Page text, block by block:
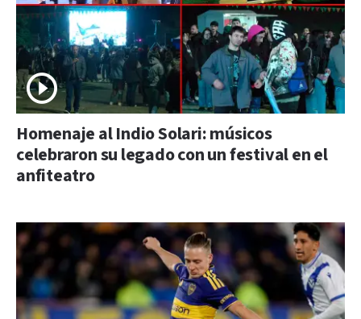
Homenaje al Indio Solari: músicos
celebraron su legado con un festival en el
anfiteatro